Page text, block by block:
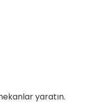
yaratın.